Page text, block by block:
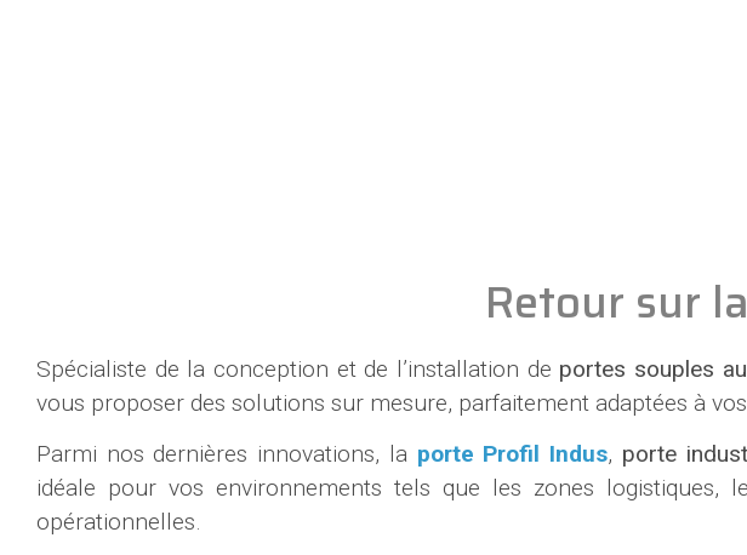
Retour sur
Spécialiste de la conception et de l’installation de portes souples
vous proposer des solutions sur mesure, parfaitement adaptées à
Parmi nos dernières innovations, la porte Profil Indus, porte
idéale pour vos environnements tels que les zones
opérationnelles.